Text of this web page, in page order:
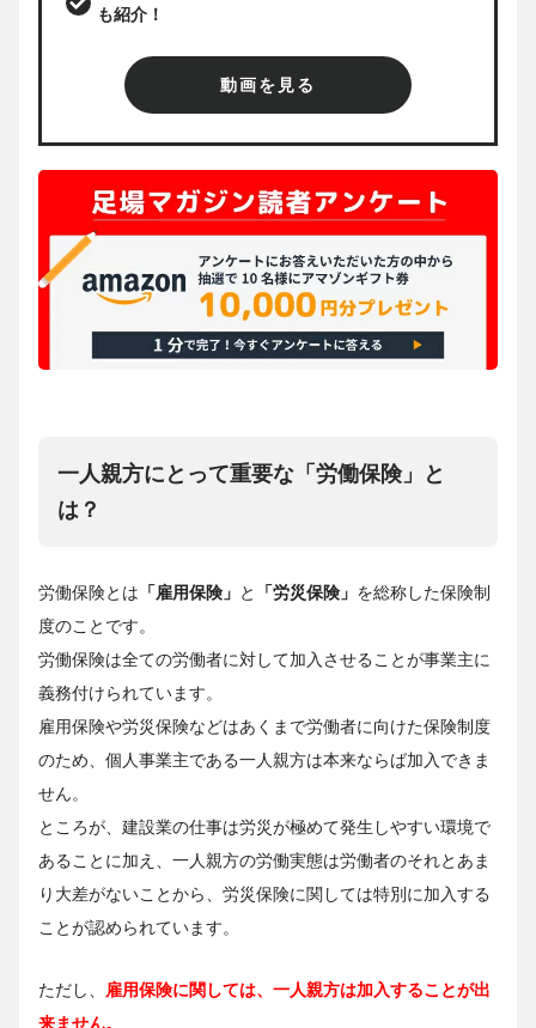
も紹介！
動画を見る
一人親方にとって重要な「労働保険」と
は？
労働保険とは 「雇用保険」 と 「労災保険」 を総称した保険制
度のことです。
労働保険は全ての労働者に対して加入させることが事業主に
義務付けられています。
雇用保険や労災保険などはあくまで労働者に向けた保険制度
のため、個人事業主である一人親方は本来ならば加入できま
せん。
ところが、建設業の仕事は労災が極めて発生しやすい環境で
あることに加え、一人親方の労働実態は労働者のそれとあま
り大差がないことから、労災保険に関しては特別に加入する
ことが認められています。
ただし、 雇用保険に関しては、一人親方は加入することが出
来ません。